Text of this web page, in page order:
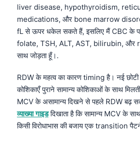
liver disease, hypothyroidism,
medications, और bone marrow
fL से ऊपर धकेल सकते हैं, इसलिए मैं CBC के
folate, TSH, ALT, AST, bilirubin, और
साथ जोड़ता हूँ।.
RDW के महत्व का कारण timing है। नई
कोशिकाएँ पुराने सामान्य कोशिकाओं के साथ
MCV के असामान्य दिखने से पहले RDW बढ़
व्याख्या गाइडदिखाता है कि सामान्य MCV के
किसी विरोधाभास की बजाय एक transition
Bahasa Indonesia
Հայերեն
Íslenska
Svenska
Bosanski
Azərbaycan dili
Eesti